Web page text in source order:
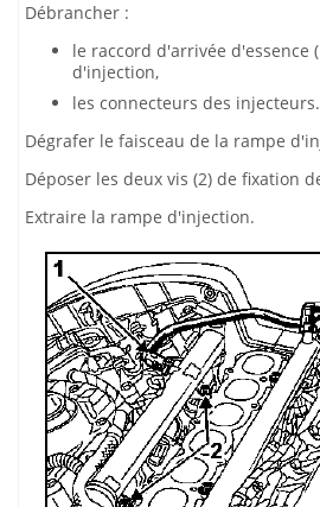
Débrancher :
le raccord d'arrivée d'essence
d'injection,
les connecteurs des injecteurs.
Dégrafer le faisceau de la rampe
Déposer les deux vis (2) de fixation
Extraire la rampe d'injection.